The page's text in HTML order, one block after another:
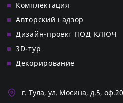
Комплектация
Авторский надзор
Дизайн-проект ПОД КЛЮЧ
3D-тур
Декорирование
г. Тула, ул. Мосина, д.5, оф.20